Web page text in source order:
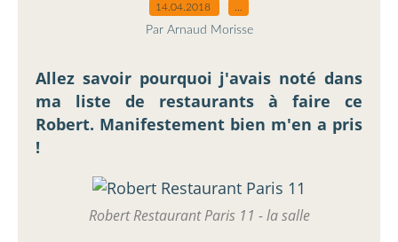
14.04.2018
Par Arnaud Morisse
Allez savoir pourquoi j'avais noté dans
ma liste de restaurants à faire ce
Robert. Manifestement bien m'en a pris
!
Robert Restaurant Paris 11 - la salle